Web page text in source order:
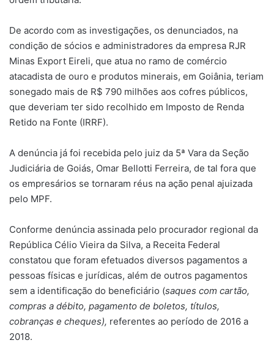
De acordo com as investigações, os denunciados, na
condição de sócios e administradores da empresa RJR
Minas Export Eireli, que atua no ramo de comércio
atacadista de ouro e produtos minerais, em Goiânia, teriam
sonegado mais de R$ 790 milhões aos cofres públicos,
que deveriam ter sido recolhido em Imposto de Renda
Retido na Fonte (IRRF).
A denúncia já foi recebida pelo juiz da 5ª Vara da Seção
Judiciária de Goiás, Omar Bellotti Ferreira, de tal fora que
os empresários se tornaram réus na ação penal ajuizada
pelo MPF.
Conforme denúncia assinada pelo procurador regional da
República Célio Vieira da Silva, a Receita Federal
constatou que foram efetuados diversos pagamentos a
pessoas físicas e jurídicas, além de outros pagamentos
sem a identificação do beneficiário (saques com cartão,
compras a débito, pagamento de boletos, títulos,
cobranças e cheques), referentes ao período de 2016 a
2018.